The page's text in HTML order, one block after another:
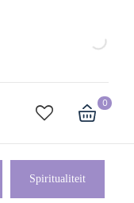
0
Spiritualiteit